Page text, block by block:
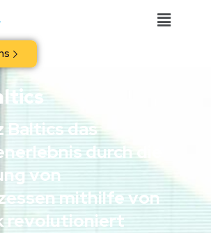
Baltics das
durch die
von
mithilfe von
revolutioniert